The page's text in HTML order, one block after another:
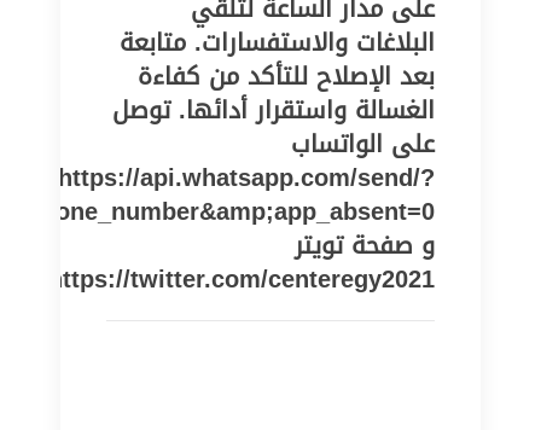
البلاغات والاستفسارات. متابعة
بعد الإصلاح للتأكد من كفاءة
الغسالة واستقرار أدائها. توصل
على الواتساب
https://api.whatsapp.com/send/?
و صفحة تويتر
https://twitter.com/centeregy2021